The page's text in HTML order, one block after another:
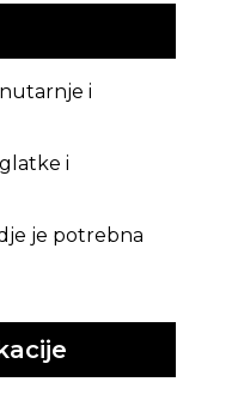
i
i
je potrebna